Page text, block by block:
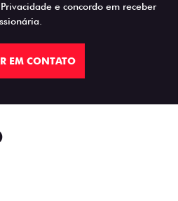
e concordo em receber
EM CONTATO